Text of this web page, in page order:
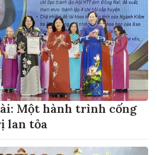
Một hành trình cống
lan tỏa